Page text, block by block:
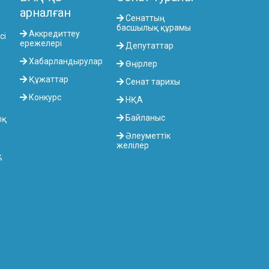
арналған
Аккредиттеу
ережелері
Хабарландырулар
Құжаттар
Конкурс
Сенаттың
басшылық құрамы
Депутаттар
Өңірлер
Сенат тарихы
НҚА
Байланыс
Әлеуметтік
желілер